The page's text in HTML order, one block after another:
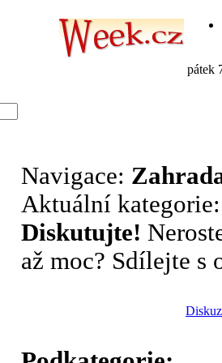
pátek
Navigace:
Aktuální
Diskutujte!
až moc? Sdílejte s